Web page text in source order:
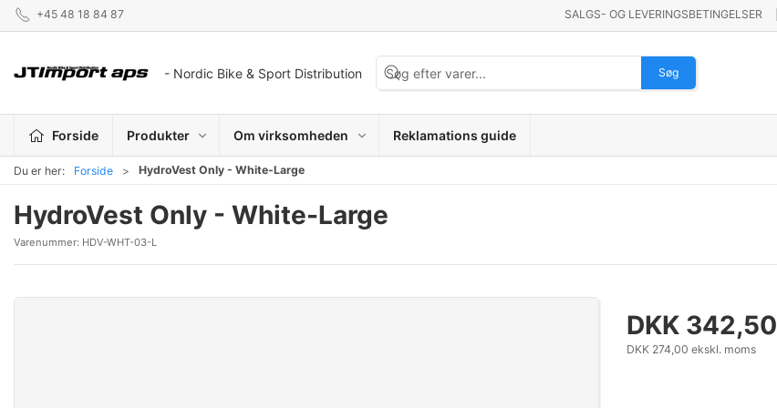
+45 48 18 84 87 SALGS- OG LEVERINGSBETINGELSER
- Nordic Bike & Sport Distribution Søg
Forside Produkter Om virksomheden Reklamations guide
Du er her: Forside HydroVest Only - White-Large
HydroVest Only - White-Large
Varenummer: HDV-WHT-03-L
DKK 342,50
DKK 274,00 ekskl. moms